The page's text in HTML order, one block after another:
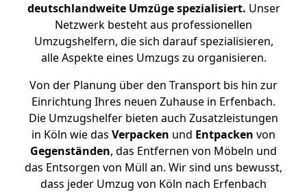
deutschlandweite Umzüge spezialisiert. Unser
Netzwerk besteht aus professionellen
Umzugshelfern, die sich darauf spezialisieren,
alle Aspekte eines Umzugs zu organisieren.
Von der Planung über den Transport bis hin zur
Einrichtung Ihres neuen Zuhause in Erfenbach.
Die Umzugshelfer bieten auch Zusatzleistungen
in Köln wie das Verpacken und Entpacken von
Gegenständen, das Entfernen von Möbeln und
das Entsorgen von Müll an. Wir sind uns bewusst,
dass jeder Umzug von Köln nach Erfenbach